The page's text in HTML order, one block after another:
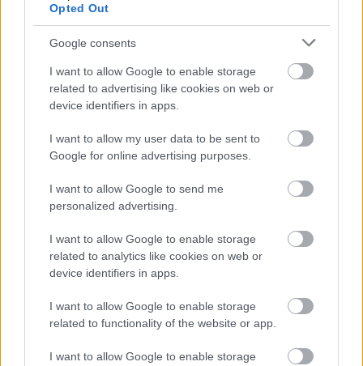
Opted Out
Google consents
I want to allow Google to enable storage
related to advertising like cookies on web or
device identifiers in apps.
I want to allow my user data to be sent to
Google for online advertising purposes.
I want to allow Google to send me
personalized advertising.
I want to allow Google to enable storage
related to analytics like cookies on web or
device identifiers in apps.
I want to allow Google to enable storage
related to functionality of the website or app.
I want to allow Google to enable storage
További bejegyzések
EMBEREK